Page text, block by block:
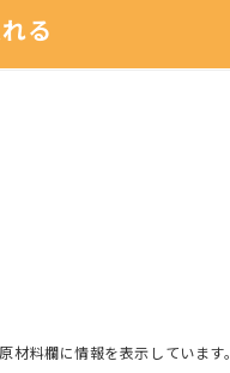
る
料欄に情報を表示しています。